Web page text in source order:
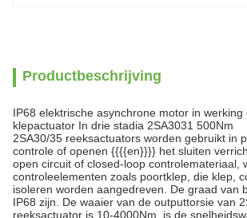
Productbeschrijving
IP68 elektrische asynchrone motor in werking
klepactuator In drie stadia 2SA3031 500Nm
2SA30/35 reeksactuators worden gebruikt in
controle of openen {{{{en}}}} het sluiten
open circuit of closed-loop controlemateriaal,
controleelementen zoals poortklep, die klep,
isoleren worden aangedreven. De graad van
IP68 zijn. De waaier van de outputtorsie van
reeksactuator is 10-4000Nm, is de